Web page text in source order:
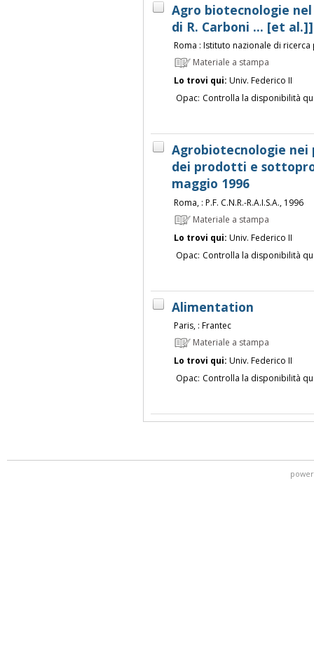
Agro biotecnologie
di R. Carboni ... [et al.]]
Roma : Istituto nazionale di
Materiale a stampa
Lo trovi qui: Univ. Federico II
Opac: Controlla la disponibilità
Agrobiotecnologie nei
dei prodotti e
maggio 1996
Roma, : P.F. C.N.R.-R.A.I.S.A., 1996
Materiale a stampa
Lo trovi qui: Univ. Federico II
Opac: Controlla la disponibilità
Alimentation
Paris, : Frantec
Materiale a stampa
Lo trovi qui: Univ. Federico II
Opac: Controlla la disponibilità